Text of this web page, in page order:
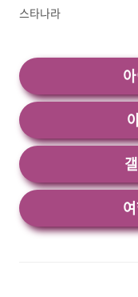
시즌2로 새롭게 시작합
스타나라